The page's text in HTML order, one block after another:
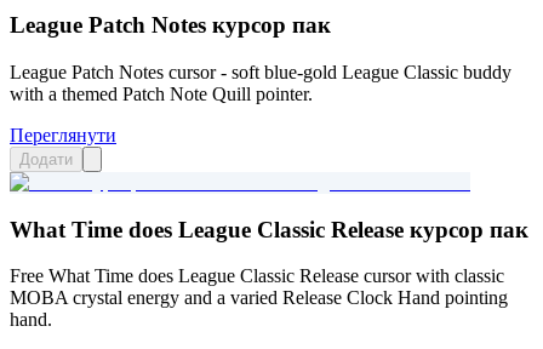
League Patch Notes курсор пак
League Patch Notes cursor - soft blue-gold League Classic buddy
with a themed Patch Note Quill pointer.
Переглянути
Додати
What Time does League Classic Release курсор пак
Free What Time does League Classic Release cursor with classic
MOBA crystal energy and a varied Release Clock Hand pointing
hand.